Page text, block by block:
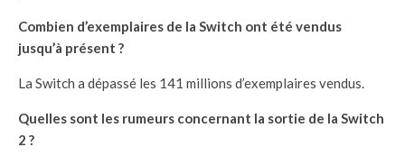
Combien d’exemplaires de la Switch ont été vendus
jusqu’à présent ?
La Switch a dépassé les 141 millions d’exemplaires vendus.
Quelles sont les rumeurs concernant la sortie de la Switch
2 ?